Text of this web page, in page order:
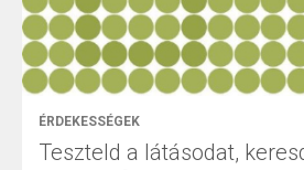
ÉRDEKESSÉGEK
Teszteld a látásodat,